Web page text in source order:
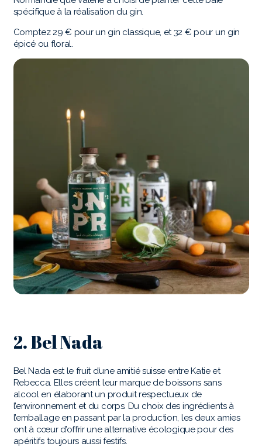
spécifique à la réalisation du gin.
Comptez 29 € pour un gin classique, et 32 € pour un gin
épicé ou floral.
2. Bel Nada
Bel Nada est le fruit d’une amitié suisse entre Katie et
Rebecca. Elles créent leur marque de boissons sans
alcool en élaborant un produit respectueux de
l’environnement et du corps. Du choix des ingrédients à
l’emballage en passant par la production, les deux amies
ont à cœur d’offrir une alternative écologique pour des
apéritifs toujours aussi festifs.